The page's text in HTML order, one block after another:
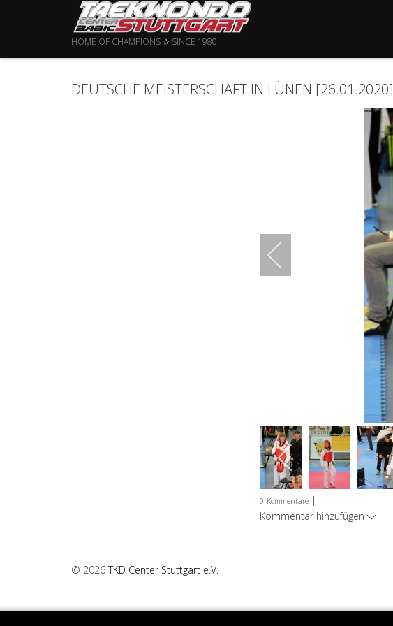
HOME OF CHAMPIONS ✰ SINCE 1980
DEUTSCHE MEISTERSCHAFT IN LÜNEN [26.01.2020]
0 Kommentare |
Kommentar hinzufügen
© 2026TKD Center Stuttgart e.V.